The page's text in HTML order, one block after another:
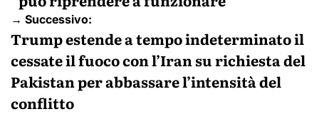
→ Successivo:
Trump estende a tempo indeterminato il
cessate il fuoco con l’Iran su richiesta del
Pakistan per abbassare l’intensità del
conflitto